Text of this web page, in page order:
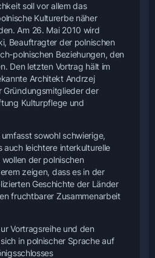
soll vor allem das
Kulturerbe näher
Am 26. Mai 2010 wird
Beauftragter der polnischen
polnischen Beziehungen, den
Den letzten Vortrag hält im
Architekt Andrzej
Gründungsmitglieder der
Kulturpflege und
sowohl schwierige,
auch leichtere interkulturelle
der polnischen
zeigen, dass es in der
Geschichte der Länder
fruchtbarer Zusammenarbeit
Vortragsreihe und den
in polnischer Sprache auf